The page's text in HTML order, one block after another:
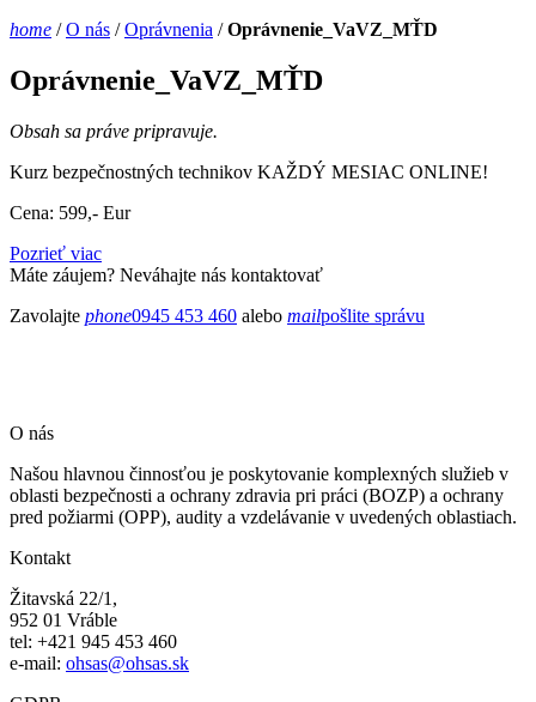
home /O nás /Oprávnenia /Oprávnenie_VaVZ_MŤD
Oprávnenie_VaVZ_MŤD
Obsah sa práve pripravuje.
Kurz bezpečnostných technikov KAŽDÝ MESIAC ONLINE!
Cena: 599,- Eur
Pozrieť viac
Máte záujem? Neváhajte nás kontaktovať
Zavolajte phone0945 453 460 alebo mailpošlite správu
O nás
Našou hlavnou činnosťou je poskytovanie komplexných služieb v
oblasti bezpečnosti a ochrany zdravia pri práci (BOZP) a ochrany
pred požiarmi (OPP), audity a vzdelávanie v uvedených oblastiach.
Kontakt
Žitavská 22/1,
952 01 Vráble
tel: +421 945 453 460
e-mail: ohsas@ohsas.sk